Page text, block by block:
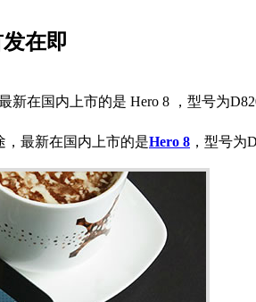
在即
新在国内上市的是 Hero 8 ，型号为
，最新在国内上市的是Hero 8 ，型号为